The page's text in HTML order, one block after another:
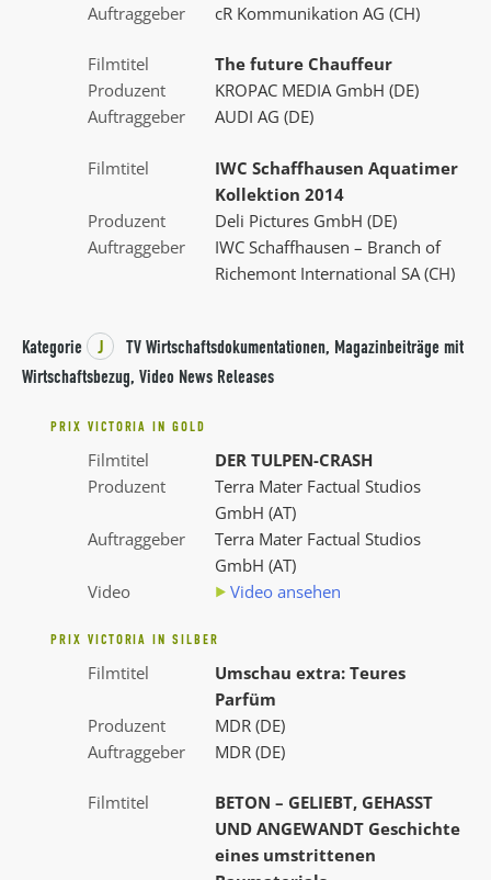
Auftraggeber
cR Kommunikation AG (CH)
Filmtitel
The future Chauffeur
Produzent
KROPAC MEDIA GmbH (DE)
Auftraggeber
AUDI AG (DE)
Filmtitel
IWC Schaffhausen Aquatimer
Kollektion 2014
Produzent
Deli Pictures GmbH (DE)
Auftraggeber
IWC Schaffhausen – Branch of
Richemont International SA (CH)
Kategorie J
TV Wirtschaftsdokumentationen, Magazinbeiträge mit
Wirtschaftsbezug, Video News Releases
PRIX VICTORIA IN GOLD
Filmtitel
DER TULPEN-CRASH
Produzent
Terra Mater Factual Studios
GmbH (AT)
Auftraggeber
Terra Mater Factual Studios
GmbH (AT)
Video
Video ansehen
PRIX VICTORIA IN SILBER
Filmtitel
Umschau extra: Teures
Parfüm
Produzent
MDR (DE)
Auftraggeber
MDR (DE)
Filmtitel
BETON – GELIEBT, GEHASST
UND ANGEWANDT Geschichte
eines umstrittenen